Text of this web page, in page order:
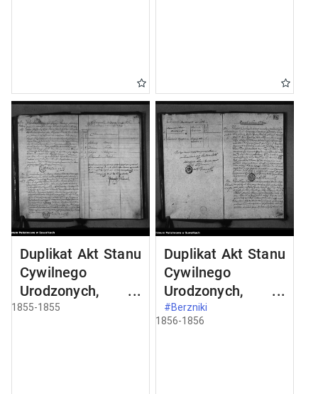
Duplikat Akt Stanu
Cywilnego
Urodzonych,
Zaślubionych i
1855-1855
Duplikat Akt Stanu
Cywilnego
Urodzonych,
zaślubionych i
zmarłych Sekty
#Berzniki
1856-1856